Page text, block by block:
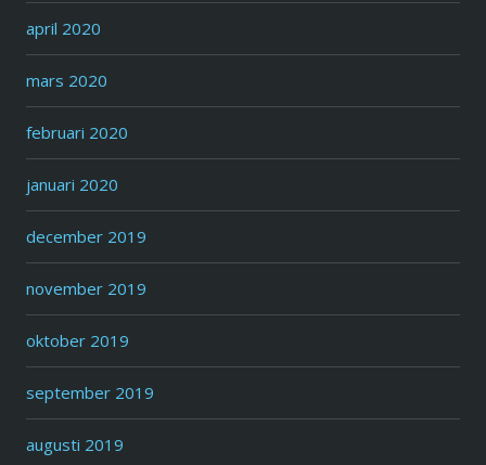
april 2020
mars 2020
februari 2020
januari 2020
december 2019
november 2019
oktober 2019
september 2019
augusti 2019